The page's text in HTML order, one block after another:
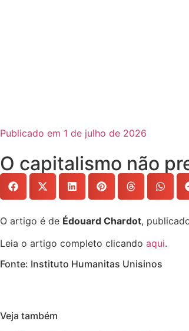
Publicado em 1 de julho de 2026
O capitalismo não
O artigo é de Édouard Chardot,
Leia o artigo completo clicando aqui.
Fonte: Instituto Humanitas Unisinos
Veja também